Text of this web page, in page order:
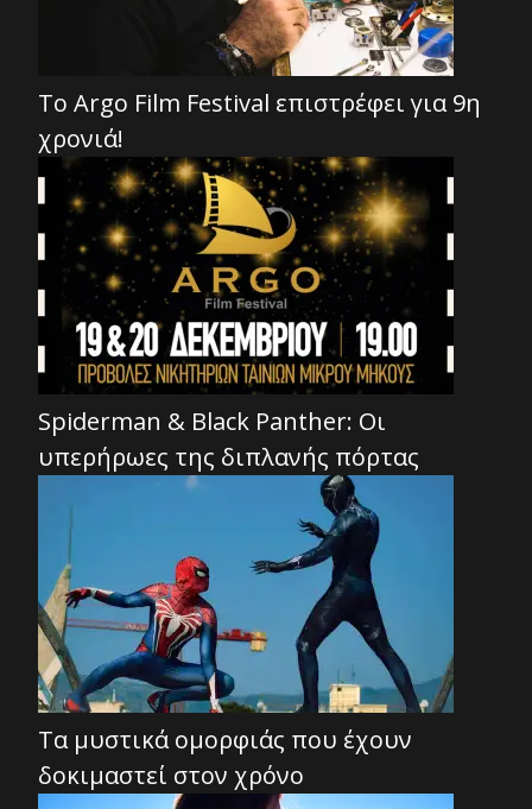
To Argo Film Festival επιστρέφει για 9η
χρονιά!
Spiderman & Black Panther: Οι
υπερήρωες της διπλανής πόρτας
Τα μυστικά ομορφιάς που έχουν
δοκιμαστεί στον χρόνο